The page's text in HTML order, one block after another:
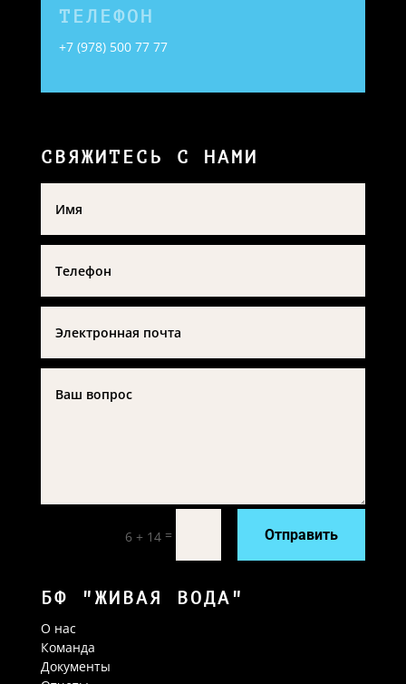
ТЕЛЕФОН
+7 (978) 500 77 77
СВЯЖИТЕСЬ С НАМИ
6 + 14 = Отправить
БФ "ЖИВАЯ ВОДА"
О нас
Команда
Документы